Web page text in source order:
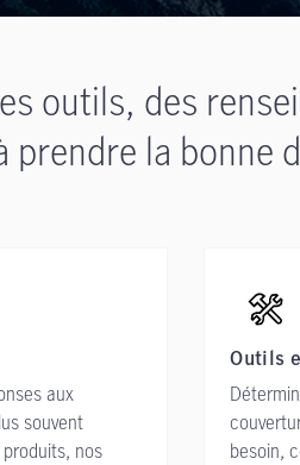
outils, des
prendre la bonne
aux
souvent
nos
Outils
besoin,